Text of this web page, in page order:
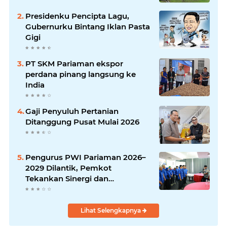
Presidenku Pencipta Lagu,
Gubernurku Bintang Iklan Pasta
Gigi
PT SKM Pariaman ekspor
perdana pinang langsung ke
India
Gaji Penyuluh Pertanian
Ditanggung Pusat Mulai 2026
Pengurus PWI Pariaman 2026–
2029 Dilantik, Pemkot
Tekankan Sinergi dan
Profesionalisme Pers
Lihat Selengkapnya